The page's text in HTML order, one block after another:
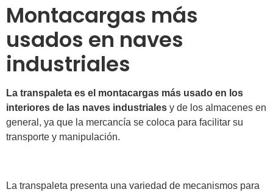
Montacargas más
usados en naves
industriales
La transpaleta es el montacargas más usado en los
interiores de las naves industriales y de los almacenes en
general, ya que la mercancía se coloca para facilitar su
transporte y manipulación.
La transpaleta presenta una variedad de mecanismos para